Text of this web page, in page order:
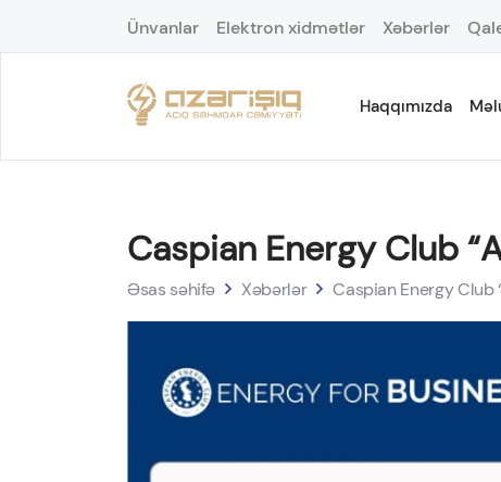
Ünvanlar Elektron xidmətlər Xəbərlər
Haqqımızda
Caspian Energy Club
Əsas səhifə Xəbərlər Caspian Energy Club